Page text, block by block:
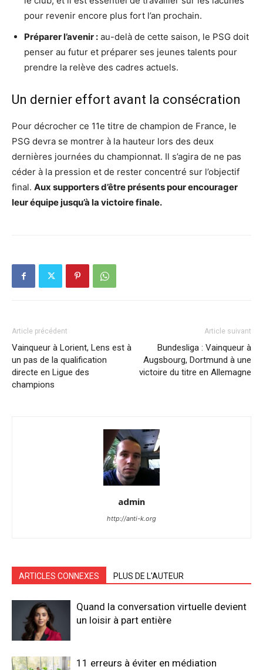
pour revenir encore plus fort l’an prochain.
Préparer l’avenir : au-delà de cette saison, le PSG doit
penser au futur et préparer ses jeunes talents pour
prendre la relève des cadres actuels.
Un dernier effort avant la consécration
Pour décrocher ce 11e titre de champion de France, le
PSG devra se montrer à la hauteur lors des deux
dernières journées du championnat. Il s’agira de ne pas
céder à la pression et de rester concentré sur l’objectif
final. Aux supporters d’être présents pour encourager
leur équipe jusqu’à la victoire finale.
Article précédent
Vainqueur à Lorient, Lens est à
un pas de la qualification
directe en Ligue des
champions
Article suivant
Bundesliga : Vainqueur à
Augsbourg, Dortmund à une
victoire du titre en Allemagne
admin
http://anti-k.org
ARTICLES CONNEXES PLUS DE L'AUTEUR
Quand la conversation virtuelle devient
un loisir à part entière
11 erreurs à éviter en médiation